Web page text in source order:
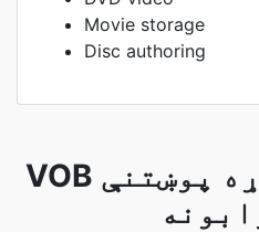
Movie storage
Disc authoring
VOB د تبادلې په اړه پوښتنې